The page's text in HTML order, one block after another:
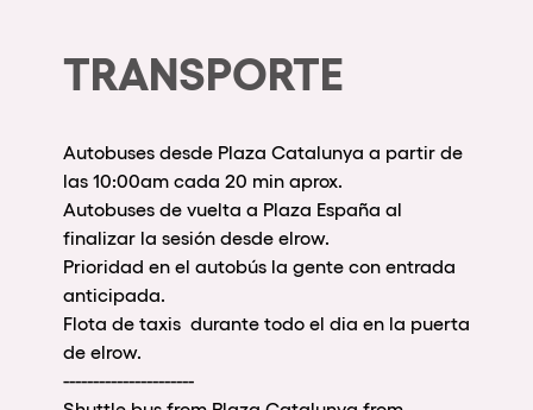
TRANSPORTE
Autobuses desde Plaza Catalunya a partir de
las 10:00am cada 20 min aprox.
Autobuses de vuelta a Plaza España al
finalizar la sesión desde elrow.
Prioridad en el autobús la gente con entrada
anticipada.
Flota de taxis durante todo el dia en la puerta
de elrow.
----------------------